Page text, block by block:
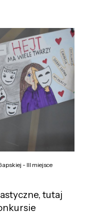
- III miejsce
tutaj